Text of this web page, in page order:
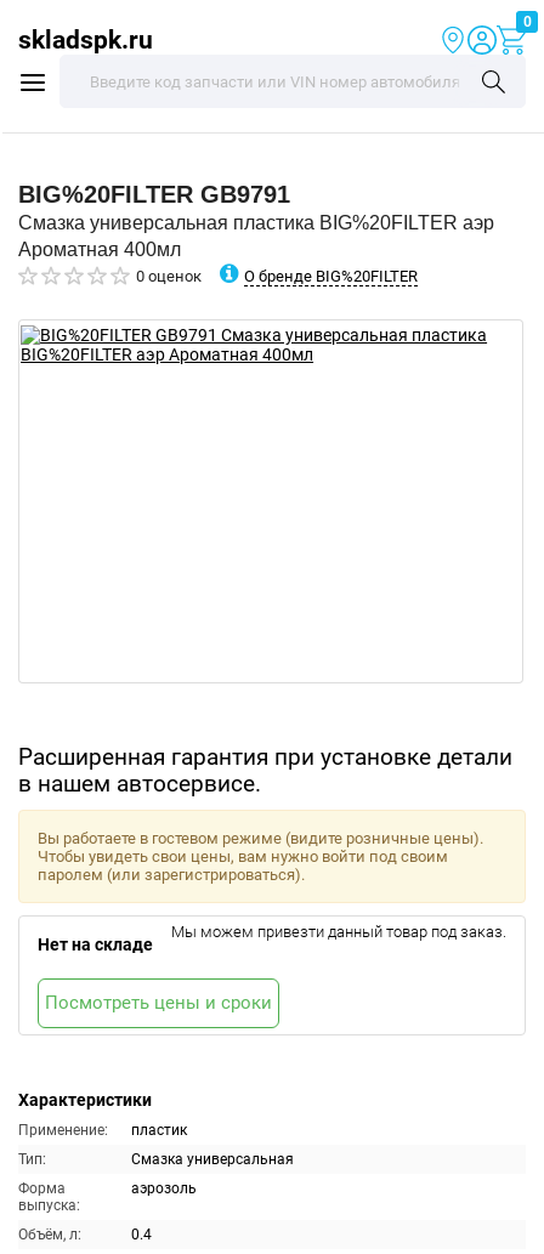
skladspk.ru
0
BIG%20FILTER GB9791
Смазка универсальная пластика BIG%20FILTER аэр
Ароматная 400мл
0 оценок О бренде BIG%20FILTER
Расширенная гарантия при установке детали
в нашем автосервисе.
Характеристики
Применение:
пластик
Тип:
Смазка универсальная
Форма
выпуска:
аэрозоль
Объём, л:
0.4
Вы работаете в гостевом режиме (видите розничные цены).
Чтобы увидеть свои цены, вам нужно войти под своим
паролем (или зарегистрироваться).
Нет на складе
Мы можем привезти данный товар под заказ.
Посмотреть цены и сроки